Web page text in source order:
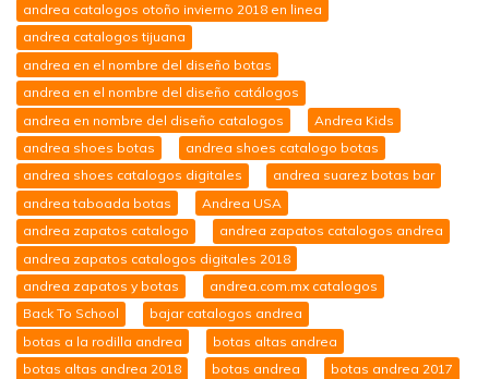
andrea catalogos otoño invierno 2018 en linea
andrea catalogos tijuana
andrea en el nombre del diseño botas
andrea en el nombre del diseño catálogos
andrea en nombre del diseño catalogos
Andrea Kids
andrea shoes botas
andrea shoes catalogo botas
andrea shoes catalogos digitales
andrea suarez botas bar
andrea taboada botas
Andrea USA
andrea zapatos catalogo
andrea zapatos catalogos andrea
andrea zapatos catalogos digitales 2018
andrea zapatos y botas
andrea.com.mx catalogos
Back To School
bajar catalogos andrea
botas a la rodilla andrea
botas altas andrea
botas altas andrea 2018
botas andrea
botas andrea 2017